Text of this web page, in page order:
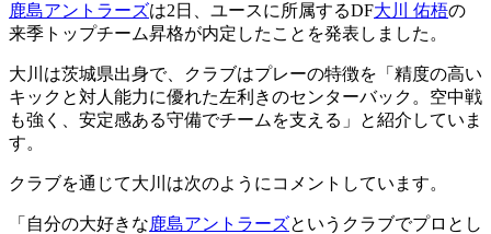
鹿島アントラーズは2日、ユースに所属するDF大川 佑梧の
来季トップチーム昇格が内定したことを発表しました。
大川は茨城県出身で、クラブはプレーの特徴を「精度の高い
キックと対人能力に優れた左利きのセンターバック。空中戦
も強く、安定感ある守備でチームを支える」と紹介していま
す。
クラブを通じて大川は次のようにコメントしています。
「自分の大好きな鹿島アントラーズというクラブでプロとし